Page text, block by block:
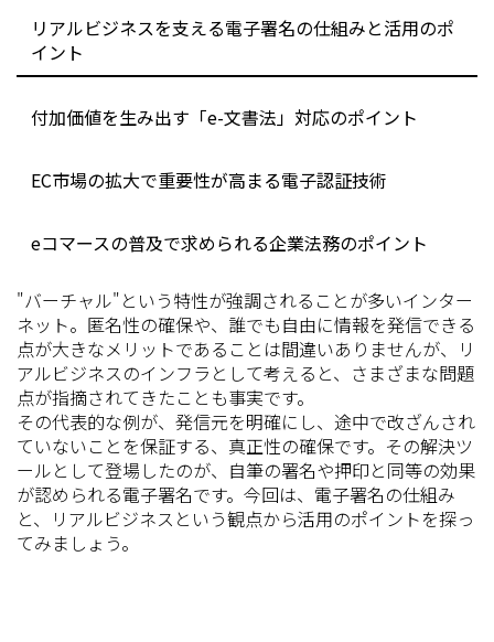
リアルビジネスを支える電子署名の仕組みと活用のポ
イント
付加価値を生み出す「e-文書法」対応のポイント
EC市場の拡大で重要性が高まる電子認証技術
eコマースの普及で求められる企業法務のポイント
"バーチャル"という特性が強調されることが多いインター
ネット。匿名性の確保や、誰でも自由に情報を発信できる
点が大きなメリットであることは間違いありませんが、リ
アルビジネスのインフラとして考えると、さまざまな問題
点が指摘されてきたことも事実です。
その代表的な例が、発信元を明確にし、途中で改ざんされ
ていないことを保証する、真正性の確保です。その解決ツ
ールとして登場したのが、自筆の署名や押印と同等の効果
が認められる電子署名です。今回は、電子署名の仕組み
と、リアルビジネスという観点から活用のポイントを探っ
てみましょう。